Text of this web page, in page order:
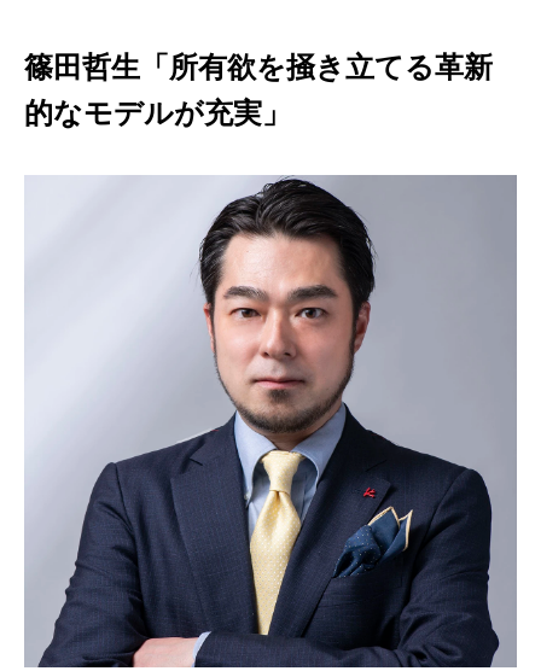
篠田哲生「所有欲を掻き立てる革新
的なモデルが充実」